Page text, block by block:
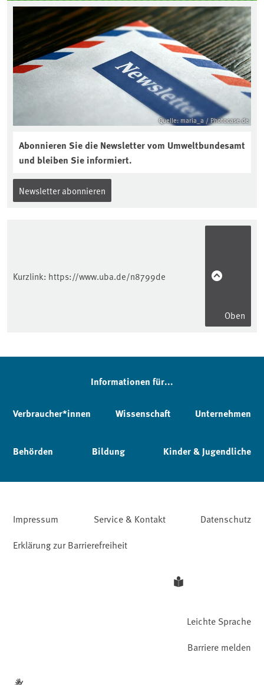
Quelle: maria_a / Photocase.de
Abonnieren Sie die Newsletter vom Umweltbundesamt
und bleiben Sie informiert.
Newsletter abonnieren
Kurzlink: https://www.uba.de/n8799de
Oben
Informationen für...
Verbraucher*innen Wissenschaft Unternehmen
Behörden Bildung Kinder & Jugendliche
Impressum Service & Kontakt
Datenschutz
Erklärung zur Barrierefreiheit
Leichte Sprache
Barriere melden